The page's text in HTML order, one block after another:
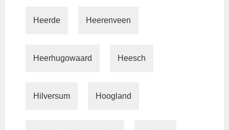
Heerde Heerenveen
Heerhugowaard Heesch
Hilversum Hoogland